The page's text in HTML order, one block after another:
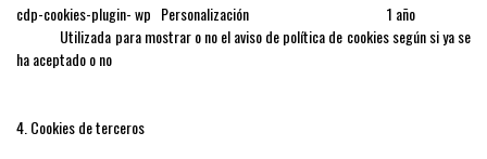
cdp-cookies-plugin- wp Personalización 1 año
Utilizada para mostrar o no el aviso de política de cookies según si ya se
ha aceptado o no
4. Cookies de terceros